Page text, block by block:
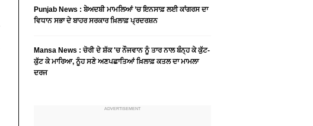
Punjab News : ਬੇਅਦਬੀ ਮਾਮਲਿਆਂ ’ਚ ਇਨਸਾਫ਼ ਲਈ ਕਾਂਗਰਸ ਦਾ
ਵਿਧਾਨ ਸਭਾ ਦੇ ਬਾਹਰ ਸਰਕਾਰ ਖ਼ਿਲਾਫ਼ ਪ੍ਰਦਰਸ਼ਨ
Mansa News : ਚੋਰੀ ਦੇ ਸ਼ੱਕ 'ਚ ਨੌਜਵਾਨ ਨੂੰ ਤਾਰ ਨਾਲ ਬੰਨ੍ਹ ਕੇ ਕੁੱਟ-
ਕੁੱਟ ਕੇ ਮਾਰਿਆ, ਨੂੰਹ ਸਣੇ ਅਣਪਛਾਤਿਆਂ ਖ਼ਿਲਾਫ਼ ਕਤਲ ਦਾ ਮਾਮਲਾ
ਦਰਜ